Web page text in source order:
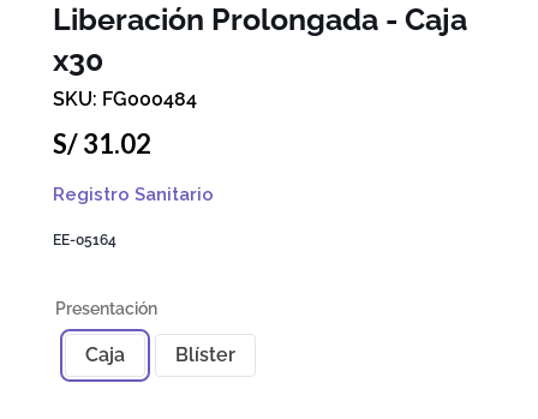
Liberación Prolongada - Caja
x30
FG000484
S/31.02
Registro Sanitario
EE-05164
Caja Blíster